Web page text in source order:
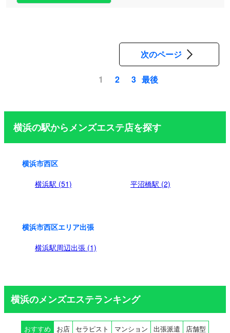
ジ
1 2 3
次のページ
最後
横浜の駅からメンズエステ店を探す
横浜市西区
横浜駅 (51)
平沼橋駅 (2)
横浜市西区エリア出張
横浜駅周辺出張 (1)
横浜のメンズエステランキング
おすすめ お店 セラピスト マンション 出張派遣 店舗型